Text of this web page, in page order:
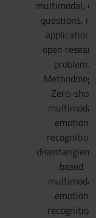
multimodal,
questions,
open
problem.
Zero-shot
multimodal
emotion
recognition,
based
multimodal
emotion
recognition.